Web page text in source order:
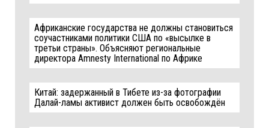
Африканские государства не должны становиться
соучастниками политики США по «высылке в
третьи страны». Объясняют региональные
директора Amnesty International по Африке
Китай: задержанный в Тибете из-за фотографии
Далай-ламы активист должен быть освобождён